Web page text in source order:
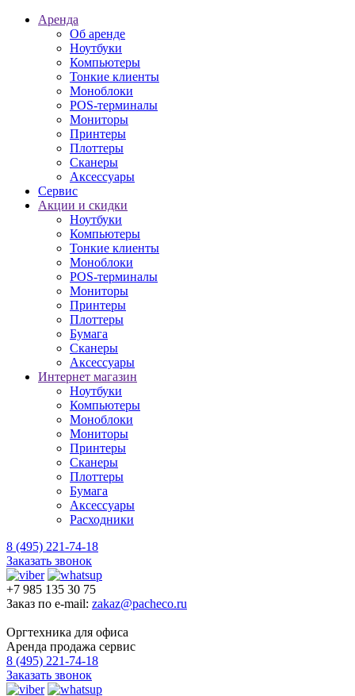
Аренда
Об аренде
Ноутбуки
Компьютеры
Тонкие клиенты
Моноблоки
POS-терминалы
Мониторы
Принтеры
Плоттеры
Сканеры
Аксессуары
Сервис
Акции и скидки
Ноутбуки
Компьютеры
Тонкие клиенты
Моноблоки
POS-терминалы
Мониторы
Принтеры
Плоттеры
Бумага
Сканеры
Аксессуары
Интернет магазин
Ноутбуки
Компьютеры
Моноблоки
Мониторы
Принтеры
Сканеры
Плоттеры
Бумага
Аксессуары
Расходники
8 (495) 221-74-18
Заказать звонок
+7 985 135 30 75
Заказ по e-mail: zakaz@pacheco.ru
Оргтехника для офиса
Аренда продажа сервис
8 (495) 221-74-18
Заказать звонок